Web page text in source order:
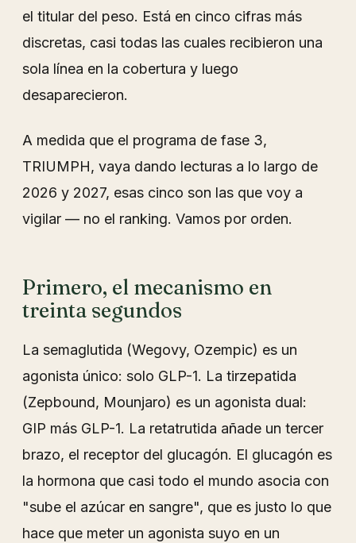
el titular del peso. Está en cinco cifras más
discretas, casi todas las cuales recibieron una
sola línea en la cobertura y luego
desaparecieron.
A medida que el programa de fase 3,
TRIUMPH, vaya dando lecturas a lo largo de
2026 y 2027, esas cinco son las que voy a
vigilar — no el ranking. Vamos por orden.
Primero, el mecanismo en
treinta segundos
La semaglutida (Wegovy, Ozempic) es un
agonista único: solo GLP-1. La tirzepatida
(Zepbound, Mounjaro) es un agonista dual:
GIP más GLP-1. La retatrutida añade un tercer
brazo, el receptor del glucagón. El glucagón es
la hormona que casi todo el mundo asocia con
"sube el azúcar en sangre", que es justo lo que
hace que meter un agonista suyo en un